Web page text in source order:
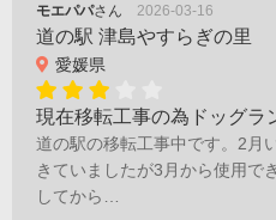
モエパパさん 2026-03-16
道の駅 津島やすらぎの里
愛媛県
現在移転工事の為ドッグラ
道の駅の移転工事中です。2月
きていましたが3月から使用で
してから…